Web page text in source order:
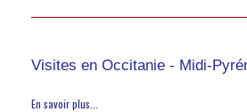
Visites en Occitanie - Midi-
En savoir plus...